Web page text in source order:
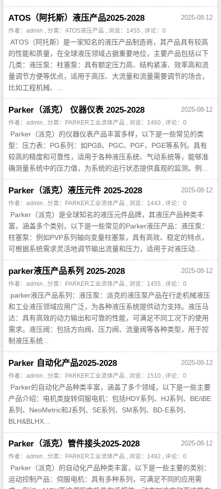
2025-08-12
ATOS（阿托斯）液压产品2025-2028
作者：admin , 分类： ATOS液压产品 , 浏览：1455 , 评论：0
ATOS（阿托斯）是一家知名的液压产品制造商，其产品具有较高
的性能和质量，在全球液压领域占据重要地位，主要产品包括以下
几类：液压泵：柱塞泵：具有额定压力高、结构紧凑、效率高和流
量调节方便等优点，适用于高压、大流量和流量需要调节的场合，
比如工程机械、...
2025-08-12
Parker（派克） 仪器仪表 2025-2028
作者：admin , 分类： PARKER工业流体产品 , 浏览：1460 , 评论：0
Parker（派克）的仪器仪表产品丰富多样，以下是一些常见的类
型：压力表：PG系列：如PGB、PGC、PGF、PGE等系列。具有
较高的精度和可靠性，适用于各种液压系统、气动系统等，能够准
确测量系统中的压力值，为系统的运行状态提供直观的监测。例...
2025-08-12
Parker（派克）液压元件 2025-2028
作者：admin , 分类： PARKER工业流体产品 , 浏览：1443 , 评论：0
Parker（派克）是全球知名的液压元件品牌，其液压产品种类丰
富，涵盖多个类别，以下是一些常见的Parker液压产品：液压泵：
柱塞泵：例如PVP系列轴向变量柱塞泵，具有高效、稳定的特点，
可根据系统需求灵活地调节输出流量和压力，适用于对液压动...
2025-08-12
parker液压产品系列 2025-2028
作者：admin , 分类： PARKER工业流体产品 , 浏览：1455 , 评论：0
parker液压产品系列：液压泵：派克的液压泵产品在行走机械液压
和工业液压领域应用广泛，为各种液压系统提供动力支持。液压马
达：具有高效的动力输出和可靠的性能，可满足不同工况下的使用
需求。液压阀：包括方向阀、压力阀、流量阀等各种类型，用于控
制液压系统...
2025-08-12
Parker 自动化产品2025-2028
作者：admin , 分类： PARKER工业流体产品 , 浏览：1510 , 评论：0
Parker的自动化产品种类丰富，涵盖了多个领域，以下是一些主要
产品介绍：电机类旋转伺服电机：包括HDY系列、HJ系列、BE/iBE
系列、NeoMetric和J系列、SE系列、SM系列、BD-E系列、
BLH&BLHX...
2025-08-12
Parker（派克）管件接头2025-2028
作者：admin , 分类： PARKER工业流体产品 , 浏览：1492 , 评论：0
Parker（派克）的自动化产品种类丰富，以下是一些主要的类别：
运动控制产品：伺服电机：具有多种系列，可满足不同的应用需